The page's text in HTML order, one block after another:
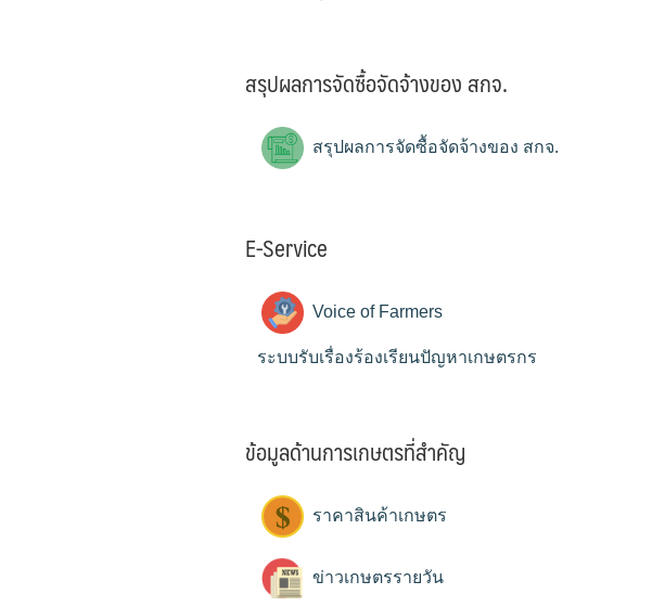
สรุปผลการจัดซื้อจัดจ้างของ สกจ.
สรุปผลการจัดซื้อจัดจ้างของ สกจ.
E-Service
Voice of Farmers
ระบบรับเรื่องร้องเรียนปัญหาเกษตรกร
ข้อมูลด้านการเกษตรที่สำคัญ
ราคาสินค้าเกษตร
ข่าวเกษตรรายวัน